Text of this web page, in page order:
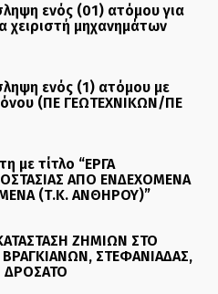
ενός (01) ατόμου για
χειριστή μηχανημάτων
ενός (1) ατόμου με
(ΠΕ ΓΕΩΤΕΧΝΙΚΩΝ/ΠΕ
με τίτλο “ΕΡΓΑ
ΑΠΟ ΕΝΔΕΧΟΜΕΝΑ
(Τ.Κ. ΑΝΘΗΡΟΥ)”
ΖΗΜΙΩΝ ΣΤΟ
ΣΤΕΦΑΝΙΑΔΑΣ,
ΔΡΟΣΑΤΟ